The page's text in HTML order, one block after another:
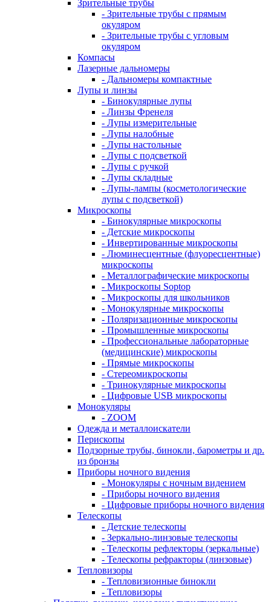
Зрительные трубы
- Зрительные трубы с прямым
окуляром
- Зрительные трубы с угловым
окуляром
Компасы
Лазерные дальномеры
- Дальномеры компактные
Лупы и линзы
- Бинокулярные лупы
- Линзы Френеля
- Лупы измерительные
- Лупы налобные
- Лупы настольные
- Лупы с подсветкой
- Лупы с ручкой
- Лупы складные
- Лупы-лампы (косметологические
лупы с подсветкой)
Микроскопы
- Бинокулярные микроскопы
- Детские микроскопы
- Инвертированные микроскопы
- Люминесцентные (флуоресцентные)
микроскопы
- Металлографические микроскопы
- Микроскопы Soptop
- Микроскопы для школьников
- Монокулярные микроскопы
- Поляризационные микроскопы
- Промышленные микроскопы
- Профессиональные лабораторные
(медицинские) микроскопы
- Прямые микроскопы
- Стереомикроскопы
- Тринокулярные микроскопы
- Цифровые USB микроскопы
Монокуляры
- ZOOM
Одежда и металлоискатели
Перископы
Подзорные трубы, бинокли, барометры и др.
из бронзы
Приборы ночного видения
- Монокуляры с ночным видением
- Приборы ночного видения
- Цифровые приборы ночного видения
Телескопы
- Детские телескопы
- Зеркально-линзовые телескопы
- Телескопы рефлекторы (зеркальные)
- Телескопы рефракторы (линзовые)
Тепловизоры
- Тепловизионные бинокли
- Тепловизоры